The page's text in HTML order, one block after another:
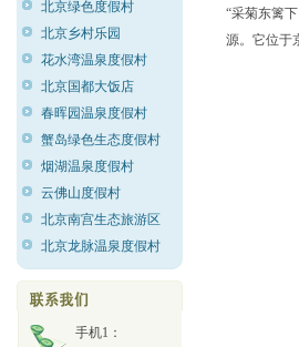
北京绿色度假村
北京乡村乐园
花水湾温泉度假村
北京国都大饭店
春晖园温泉度假村
蟹岛绿色生态度假村
烟湖温泉度假村
云佛山度假村
北京南宫生态旅游区
北京龙脉温泉度假村
手机1：
“采菊东篱
源。它位于